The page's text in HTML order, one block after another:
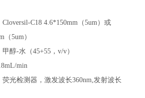
Cloversil-C18 4.6*150mm（5um）或
（5um）
甲醇-水（45+55，v/v）
min
荧光检测器，激发波长360nm,发射波长